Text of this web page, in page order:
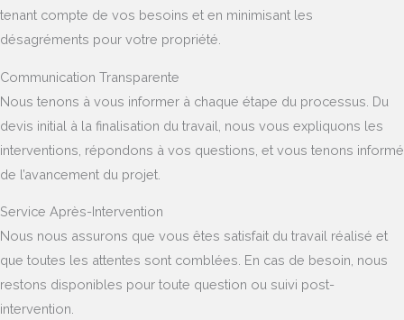
tenant compte de vos besoins et en minimisant les
désagréments pour votre propriété.
Communication Transparente
Nous tenons à vous informer à chaque étape du processus. Du
devis initial à la finalisation du travail, nous vous expliquons les
interventions, répondons à vos questions, et vous tenons informé
de l’avancement du projet.
Service Après-Intervention
Nous nous assurons que vous êtes satisfait du travail réalisé et
que toutes les attentes sont comblées. En cas de besoin, nous
restons disponibles pour toute question ou suivi post-
intervention.